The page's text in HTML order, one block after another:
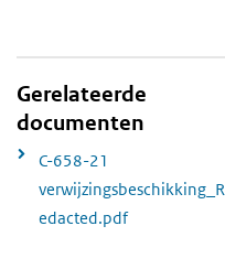
Gerelateerde
documenten
C-658-21
verwijzingsbeschikking_R
edacted.pdf